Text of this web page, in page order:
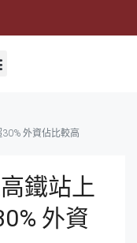
外資佔比較高
鐵站上
外資